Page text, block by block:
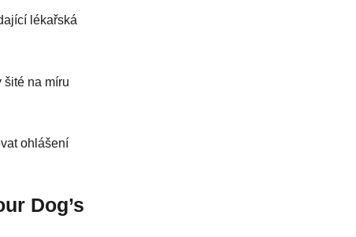
lékařská
šité na míru
ohlášení
Dog’s